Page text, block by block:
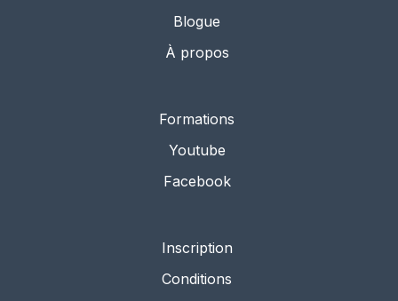
Blogue
À propos
Formations
Youtube
Facebook
Inscription
Conditions